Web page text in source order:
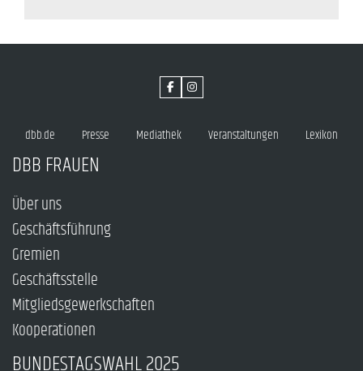
dbb.de Presse Mediathek Veranstaltungen Lexikon
DBB FRAUEN
Über uns
Geschäftsführung
Gremien
Geschäftsstelle
Mitgliedsgewerkschaften
Kooperationen
BUNDESTAGSWAHL 2025